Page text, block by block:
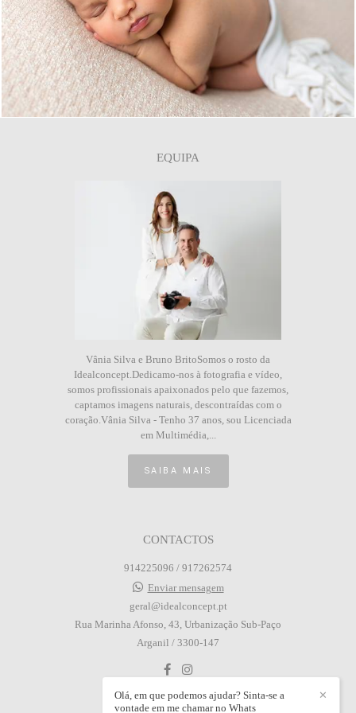
EQUIPA
Vânia Silva e Bruno BritoSomos o rosto da
Idealconcept.Dedicamo-nos à fotografia e vídeo,
somos profissionais apaixonados pelo que fazemos,
captamos imagens naturais, descontraídas com o
coração.Vânia Silva - Tenho 37 anos, sou Licenciada
em Multimédia,...
SAIBA MAIS
CONTACTOS
914225096 / 917262574
Enviar mensagem
geral@idealconcept.pt
Rua Marinha Afonso, 43, Urbanização Sub-Paço
Arganil / 3300-147
✕
Olá, em que podemos ajudar? Sinta-se a
vontade em me chamar no Whats